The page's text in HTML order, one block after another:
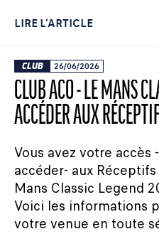
LIRE L'ARTICLE
CLUB 26/06/2026
CLUB ACO - LE MANS
ACCÉDER AUX
Vous avez votre accès
accéder- aux
Mans Classic Legend
Voici les informations
votre venue en toute